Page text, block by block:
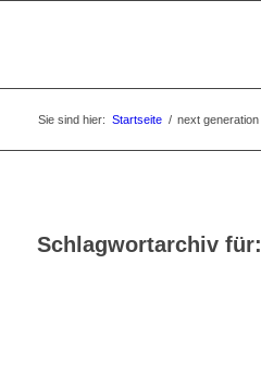
Sie sind hier: Startseite / next generation
Schlagwortarchiv für: